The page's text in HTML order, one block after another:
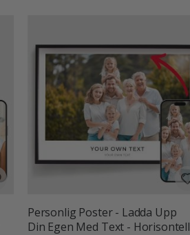
Personlig Poster - Ladda Upp
Din Egen Med Text - Horisontell